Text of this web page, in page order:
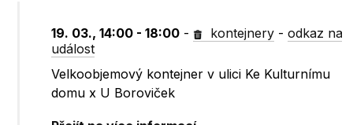
19. 03., 14:00 - 18:00 - kontejnery -odkaz na
událost
Velkoobjemový kontejner v ulici Ke Kulturnímu
domu x U Boroviček